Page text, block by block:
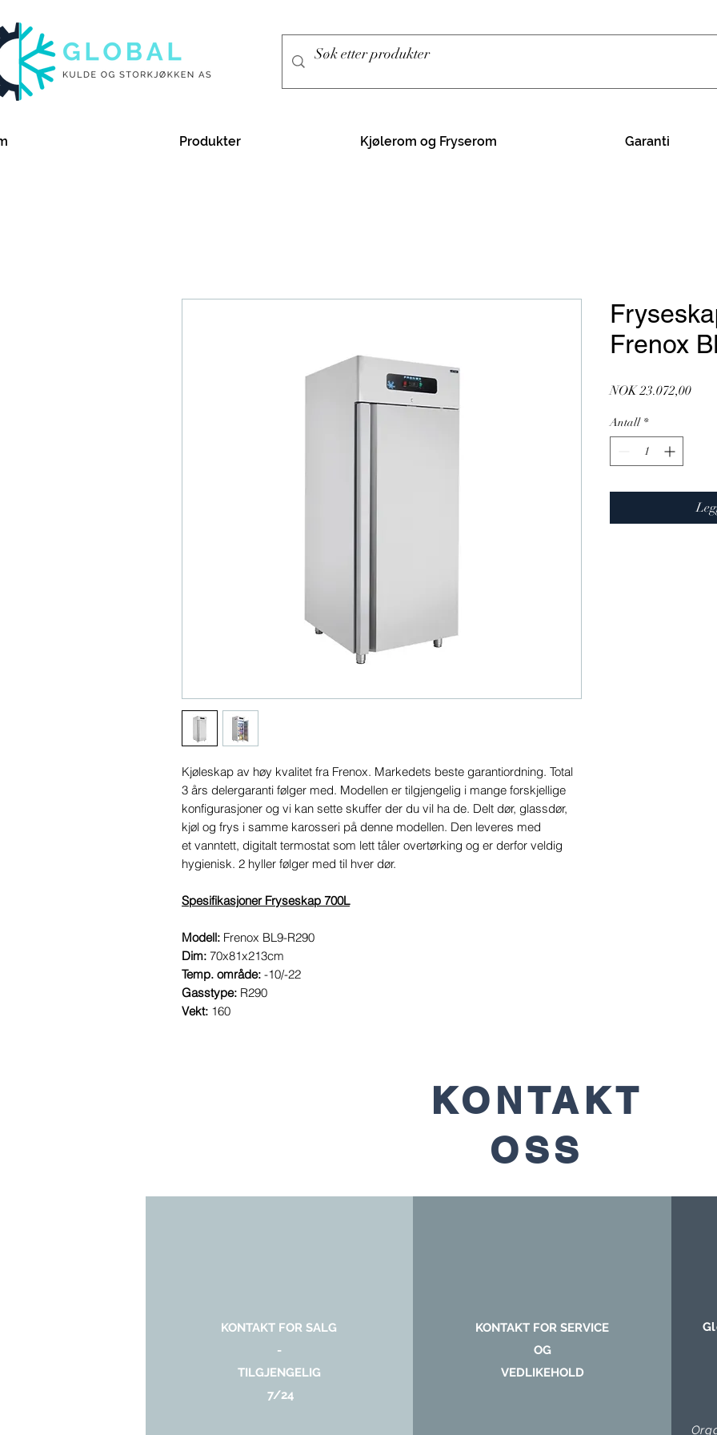
Produkter Kjølerom og Fryserom Garanti
Kjøleskap av høy kvalitet fra Frenox. Markedets beste garantiordning. Total
3 års delergaranti følger med. Modellen er tilgjengelig i mange forskjellige
konfigurasjoner og vi kan sette skuffer der du vil ha de. Delt dør, glassdør,
kjøl og frys i samme karosseri på denne modellen. Den leveres med
et vanntett, digitalt termostat som lett tåler overtørking og er derfor veldig
hygienisk. 2 hyller følger med til hver dør.
Spesifikasjoner Fryseskap 700L
Modell: Frenox BL9-R290
Dim: 70x81x213cm
Temp. område: -10/-22
Gasstype: R290
Vekt: 160
Frenox
NOK 23.072,00Pris
Antall *
KONTAKT
OSS
KONTAKT FOR SALG
-
TILGJENGELIG
7/24
KONTAKT FOR SERVICE
OG
VEDLIKEHOLD